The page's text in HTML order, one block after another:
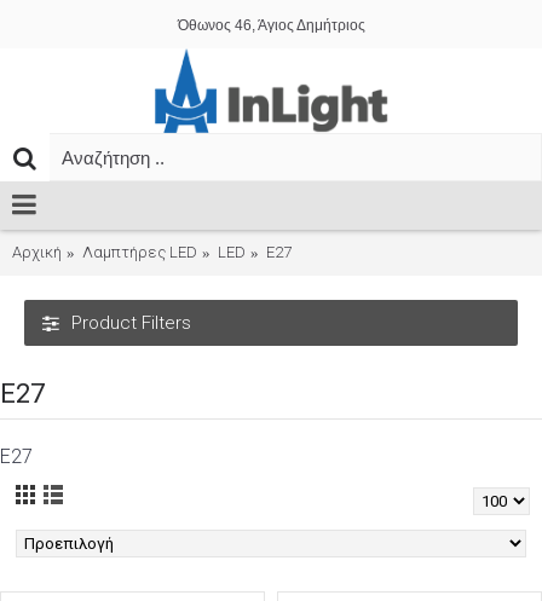
Όθωνος 46, Άγιος Δημήτριος
Αρχική Λαμπτήρες LED LED E27
Product Filters
E27
E27